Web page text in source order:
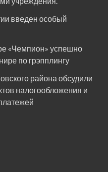
введен особый
«Чемпион» успешно
по грэпплингу
района обсудили
налогообложения и